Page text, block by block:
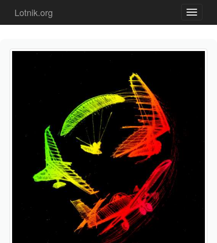
Toggle
Lotnik.org